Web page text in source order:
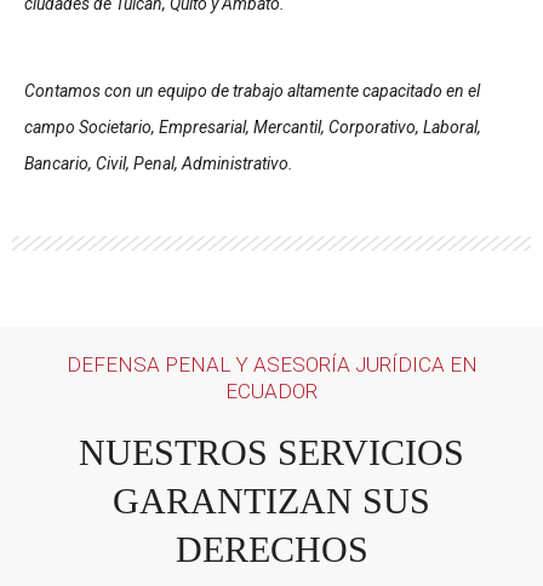
Contamos con un equipo de trabajo altamente capacitado en el
campo Societario, Empresarial, Mercantil, Corporativo, Laboral,
Bancario, Civil, Penal, Administrativo.
DEFENSA PENAL Y ASESORÍA JURÍDICA EN
ECUADOR
NUESTROS SERVICIOS
GARANTIZAN SUS
DERECHOS